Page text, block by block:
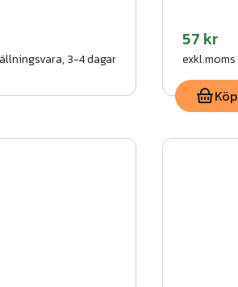
3-4 dagar
57 kr
exkl.moms
Köp